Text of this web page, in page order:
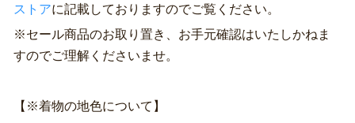
ストアに記載しておりますのでご覧ください。
※セール商品のお取り置き、お手元確認はいたしかねま
すのでご理解くださいませ。
【※着物の地色について】